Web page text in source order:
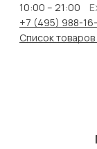
10:00 – 21:00
+7 (495) 988-
Список